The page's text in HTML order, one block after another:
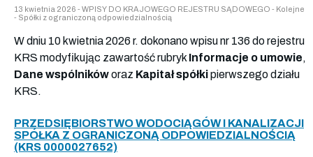
13 kwietnia 2026 - WPISY DO KRAJOWEGO REJESTRU SĄDOWEGO - Kolejne
- Spółki z ograniczoną odpowiedzialnością
W dniu 10 kwietnia 2026 r. dokonano wpisu nr 136 do rejestru
KRS modyfikując zawartość rubryk Informacje o umowie,
Dane wspólnikóworaz Kapitał spółkipierwszego działu
KRS.
PRZEDSIĘBIORSTWO WODOCIĄGÓW I KANALIZACJI
SPÓŁKA Z OGRANICZONĄ ODPOWIEDZIALNOŚCIĄ
(KRS 0000027652)